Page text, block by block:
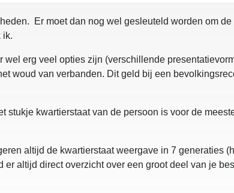
Er moet dan nog wel gesleuteld worden om
ik.
erg veel opties zijn (verschillende
woud van verbanden. Dit geld bij een
kwartierstaat van de persoon is voor de
altijd de kwartierstaat weergave in 7 generaties
altijd direct overzicht over een groot deel van je